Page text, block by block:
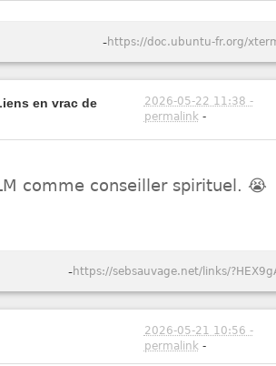
-https://doc.ubuntu-fr.org/
en vrac de
2026-05-22 11:38 -
permalink -
comme conseiller spirituel. 😭
-https://sebsauvage.net/links/
2026-05-21 10:56 -
permalink -